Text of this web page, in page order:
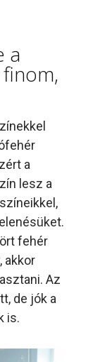
a
a
lesz a
fehér
akkor
Az
de jók a
is.